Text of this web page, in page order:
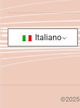
Italiano
©2025